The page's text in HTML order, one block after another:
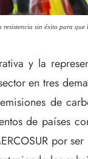
sin éxito para
y la
en tres
de
de países
por